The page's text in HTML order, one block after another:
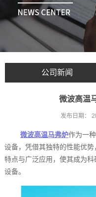
公司新闻
微波高温
发布日期：
微波高温马弗炉作为一
设备，凭借其独特的性能优
特点与广泛应用，使其成为
设备。